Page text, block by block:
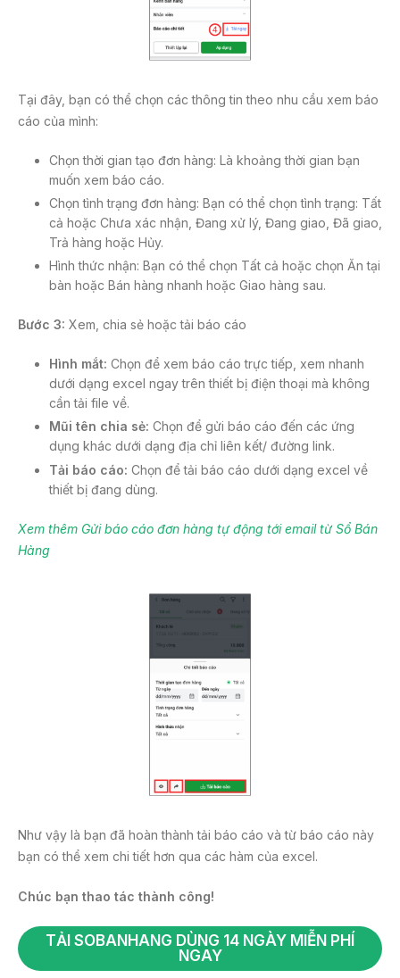
Tại đây, bạn có thể chọn các thông tin theo nhu cầu xem báo
cáo của mình:
Chọn thời gian tạo đơn hàng: Là khoảng thời gian bạn
muốn xem báo cáo.
Chọn tình trạng đơn hàng: Bạn có thể chọn tình trạng: Tất
cả hoặc Chưa xác nhận, Đang xử lý, Đang giao, Đã giao,
Trả hàng hoặc Hủy.
Hình thức nhận: Bạn có thể chọn Tất cả hoặc chọn Ăn tại
bàn hoặc Bán hàng nhanh hoặc Giao hàng sau.
Bước 3: Xem, chia sẻ hoặc tải báo cáo
Hình mắt: Chọn để xem báo cáo trực tiếp, xem nhanh
dưới dạng excel ngay trên thiết bị điện thoại mà không
cần tải file về.
Mũi tên chia sẻ: Chọn để gửi báo cáo đến các ứng
dụng khác dưới dạng địa chỉ liên kết/ đường link.
Tải báo cáo: Chọn để tải báo cáo dưới dạng excel về
thiết bị đang dùng.
Xem thêm Gửi báo cáo đơn hàng tự động tới email từ Sổ Bán
Hàng
Như vậy là bạn đã hoàn thành tải báo cáo và từ báo cáo này
bạn có thể xem chi tiết hơn qua các hàm của excel.
Chúc bạn thao tác thành công!
TẢI SOBANHANG DÙNG 14 NGÀY MIỄN PHÍ
NGAY